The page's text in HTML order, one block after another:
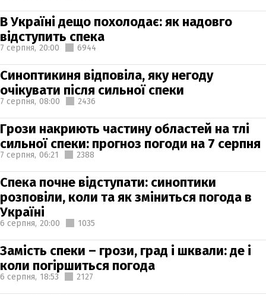
В Україні дещо похолодає: як надовго
відступить спека
7 серпня, 20:00 6944
Синоптикиня відповіла, яку негоду
очікувати після сильної спеки
7 серпня, 08:00 2436
Грози накриють частину областей на тлі
сильної спеки: прогноз погоди на 7 серпня
7 серпня, 06:21 2388
Спека почне відступати: синоптики
розповіли, коли та як зміниться погода в
Україні
6 серпня, 20:00 1035
Замість спеки – грози, град і шквали: де і
коли погіршиться погода
6 серпня, 18:53 2127